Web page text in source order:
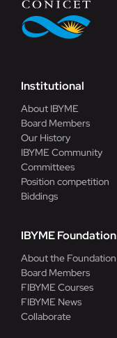
Institutional
About IBYME
Board Members
Our History
IBYME Community
Committees
Position competition
Biddings
IBYME Foundation
About the Foundation
Board Members
FIBYME Courses
FIBYME News
Collaborate